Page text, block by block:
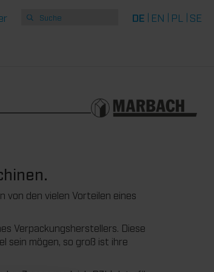
DE EN PL SE
von den vielen Vorteilen eines
Verpackungsherstellers. Diese
sein mögen, so groß ist ihre